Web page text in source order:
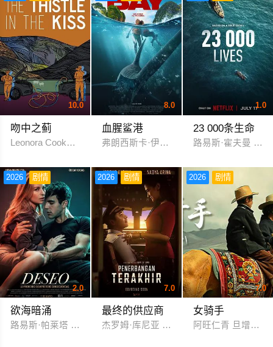
10.0
吻中之蓟
Leonora Cooke Sarah Coyne
8.0
血腥鲨港
弗朗西斯卡·伊斯特伍德
1.0
23 000条生命
路易斯·霍夫曼 玛
2026 剧情
2.0
欲海暗涌
路易斯·帕莱塔 何塞·马利亚·亚兹皮克
2026 剧情
7.0
最终的供应商
杰罗姆·库尼亚 纳迪亚·阿里娜
2026 剧情
7.0
女骑手
阿旺仁青 旦增央